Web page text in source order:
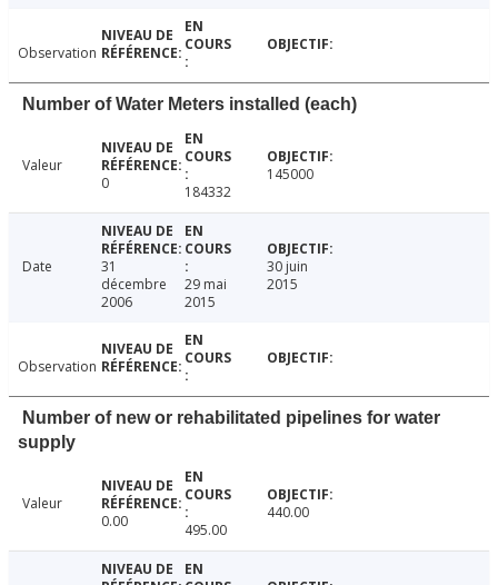
Observation
Number of Water Meters installed (each)
Valeur
0
184332
145000
Date
31
décembre
2006
29 mai
2015
30 juin
2015
Observation
Number of new or rehabilitated pipelines for water
supply
Valeur
0.00
495.00
440.00